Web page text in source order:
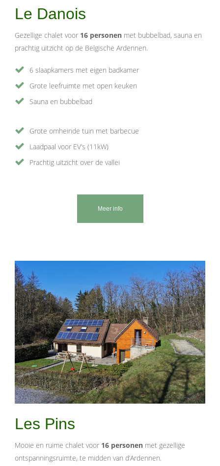
Le Danois
Gezellige chalet voor 16 personen met bubbelbad, sauna en
prachtig uitzicht op de Belgische Ardennen.
6 slaapkamers met eigen badkamer
Grote leefruimte met open keuken
Sauna en bubbelbad
Grote omheinde tuin met barbecue
Laadpaal voor EV’s (11kW)
Prachtig uitzicht over de vallei
Meer info
Les Pins
Mooie en ruime chalet voor 16 personen met gezellige
ontspanningsruimte, te midden van d’Ardennen.